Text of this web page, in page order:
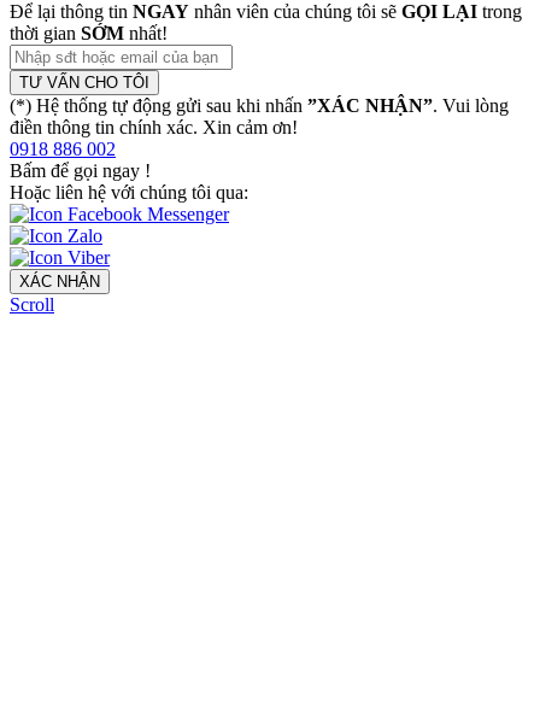
Để lại thông tin NGAY nhân viên của chúng tôi sẽ GỌI LẠI trong
thời gian SỚM nhất!
TƯ VẤN CHO TÔI
(*) Hệ thống tự động gửi sau khi nhấn ”XÁC NHẬN”. Vui lòng
điền thông tin chính xác. Xin cảm ơn!
0918 886 002
Bấm để gọi ngay !
Hoặc liên hệ với chúng tôi qua:
XÁC NHẬN
Scroll